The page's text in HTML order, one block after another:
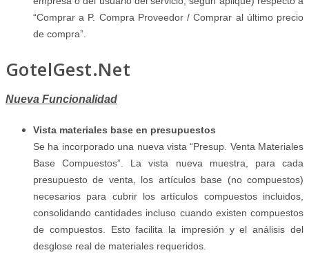
“Comprar a P. Compra Proveedor / Comprar al último precio
de compra”.
GotelGest.Net
Nueva Funcionalidad
Vista materiales base en presupuestos
Se ha incorporado una nueva vista “Presup. Venta Materiales
Base Compuestos”. La vista nueva muestra, para cada
presupuesto de venta, los artículos base (no compuestos)
necesarios para cubrir los artículos compuestos incluidos,
consolidando cantidades incluso cuando existen compuestos
de compuestos. Esto facilita la impresión y el análisis del
desglose real de materiales requeridos.